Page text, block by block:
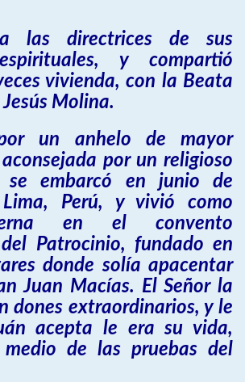
las directrices de sus
y compartió
vivienda, con la Beata
Molina.
un anhelo de mayor
por un religioso
se embarcó en junio de
Perú, y vivió como
en el convento
Patrocinio, fundado en
donde solía apacentar
Juan Macías. El Señor la
dones extraordinarios, y le
acepta le era su vida,
de las pruebas del